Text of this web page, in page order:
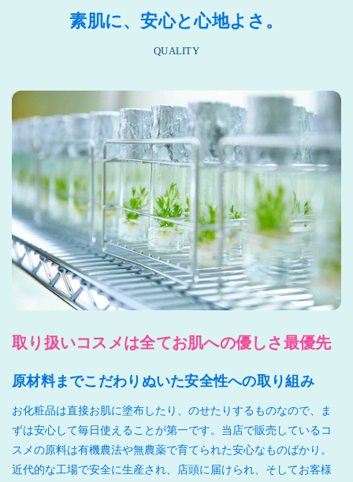
素肌に、安心と心地よさ。
QUALITY
取り扱いコスメは全てお肌への優しさ最優先
原材料までこだわりぬいた安全性への取り組み
お化粧品は直接お肌に塗布したり、のせたりするものなので、ま
ずは安心して毎日使えることが第一です。当店で販売しているコ
スメの原料は有機農法や無農薬で育てられた安心なものばかり。
近代的な工場で安全に生産され、店頭に届けられ、そしてお客様